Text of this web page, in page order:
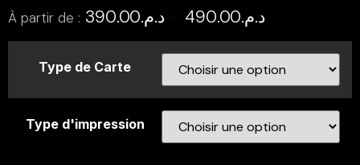
À partir de : د.م.390.00 د.م.490.00
Type de Carte
Type d'impression